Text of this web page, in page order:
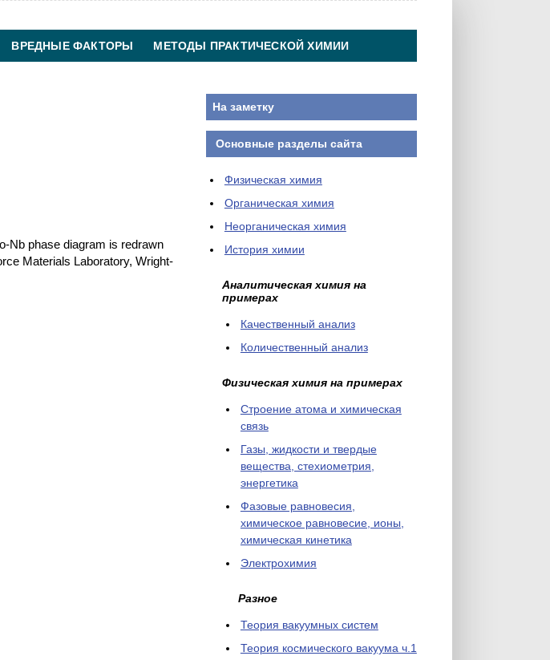
ВРЕДНЫЕ ФАКТОРЫ МЕТОДЫ ПРАКТИЧЕСКОЙ ХИМИИ
Nb phase diagram is redrawn
Materials Laboratory, Wright-
На заметку
Основные разделы сайта
Физическая химия
Органическая химия
Неорганическая химия
История химии
Аналитическая химия на
примерах
Качественный анализ
Количественный анализ
Физическая химия на примерах
Cтроение атома и химическая
связь
Газы, жидкости и твердые
вещества, стехиометрия,
энергетика
Фазовые равновесия,
химическое равновесие, ионы,
химическая кинетика
Электрохимия
Разное
Теория вакуумных систем
Теория космического вакуума ч.1